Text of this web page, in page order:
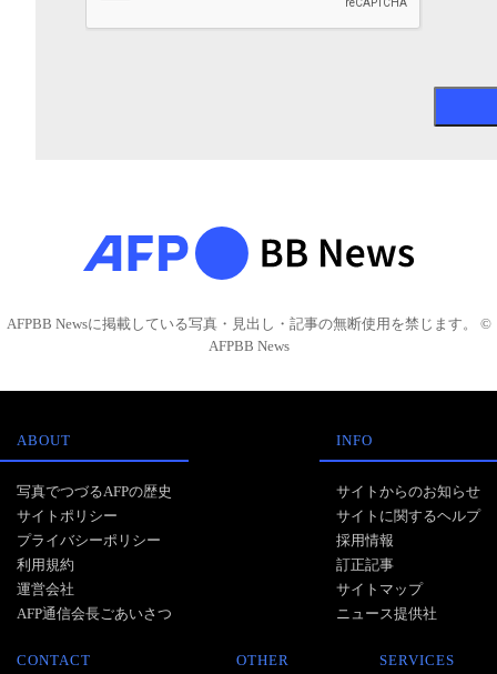
AFPBB Newsに掲載している写真・見出し・記事の無断使用を禁じます。 ©
AFPBB News
ABOUT
写真でつづるAFPの歴史
サイトポリシー
プライバシーポリシー
利用規約
運営会社
AFP通信会長ごあいさつ
INFO
サイトからのお知らせ
サイトに関するヘルプ
採用情報
訂正記事
サイトマップ
ニュース提供社
CONTACT OTHER SERVICES